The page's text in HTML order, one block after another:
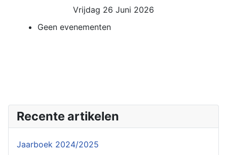
Vrijdag 26 Juni 2026
Geen evenementen
Recente artikelen
Jaarboek 2024/2025